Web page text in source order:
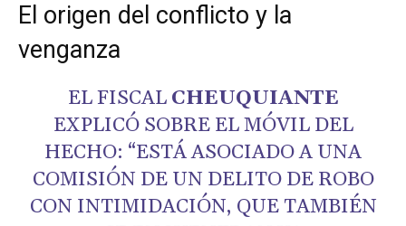
El origen del conflicto y la
venganza
EL FISCAL CHEUQUIANTE
EXPLICÓ SOBRE EL MÓVIL DEL
HECHO: “ESTÁ ASOCIADO A UNA
COMISIÓN DE UN DELITO DE ROBO
CON INTIMIDACIÓN, QUE TAMBIÉN